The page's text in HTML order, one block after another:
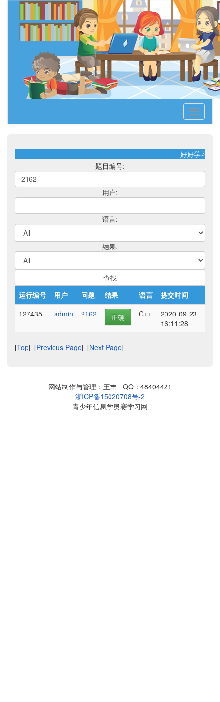
Toggle
好好学习！
题目编号:
用户:
语言:
结果:
运行编号 用户 问题 结果 语言
提交时间
127435
admin 2162 正确 C++
2020-09-23
16:11:28
[Top] [Previous Page] [Next Page]
网站制作与管理：王丰 QQ：48404421
浙ICP备15020708号-2
青少年信息学奥赛学习网